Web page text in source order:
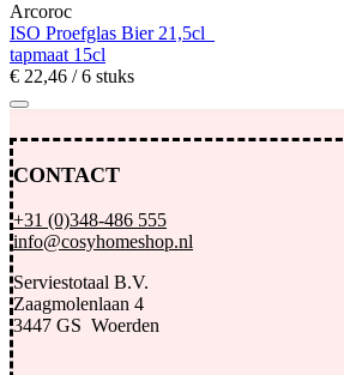
Arcoroc
ISO Proefglas Bier 21,5cl
tapmaat 15cl
€ 22,46 / 6 stuks
CONTACT
+31 (0)348-486 555
info@cosyhomeshop.nl
Serviestotaal B.V.
Zaagmolenlaan 4
3447 GS Woerden